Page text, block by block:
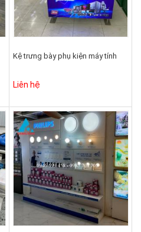
Kệ trưng bày phụ kiện máy tính
Liên hệ